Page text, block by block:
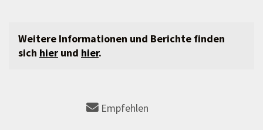
Weitere Informationen und Berichte finden
sich hier und hier.
Empfehlen